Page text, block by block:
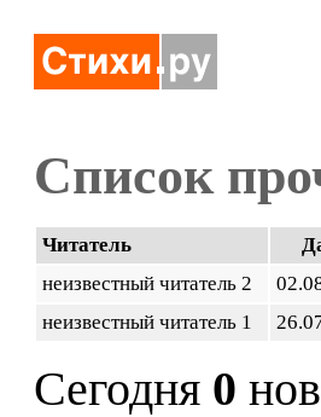
Список
Читатель
неизвестный читатель 2
неизвестный читатель 1
Сегодня 0